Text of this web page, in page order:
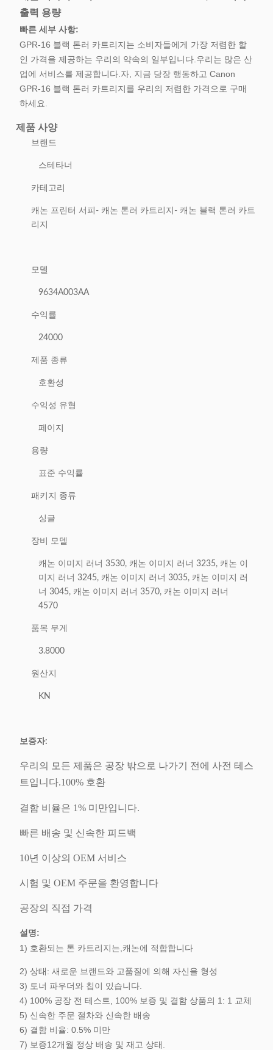
출력 용량
빠른 세부 사항:
GPR-16 블랙 톤러 카트리지는 소비자들에게 가장 저렴한 할
인 가격을 제공하는 우리의 약속의 일부입니다.우리는 많은 산
업에 서비스를 제공합니다.자, 지금 당장 행동하고 Canon
GPR-16 블랙 톤러 카트리지를 우리의 저렴한 가격으로 구매
하세요.
제품 사양
브랜드
스테타너
카테고리
캐논 프린터 서피- 캐논 톤러 카트리지- 캐논 블랙 톤러 카트
리지
모델
9634A003AA
수익률
24000
제품 종류
호환성
수익성 유형
페이지
용량
표준 수익률
패키지 종류
싱글
장비 모델
캐논 이미지 러너 3530, 캐논 이미지 러너 3235, 캐논 이
미지 러너 3245, 캐논 이미지 러너 3035, 캐논 이미지 러
너 3045, 캐논 이미지 러너 3570, 캐논 이미지 러너
4570
품목 무게
3.8000
원산지
KN
보증자:
우리의 모든 제품은 공장 밖으로 나가기 전에 사전 테스
트입니다.100% 호환
결함 비율은 1% 미만입니다.
빠른 배송 및 신속한 피드백
10년 이상의 OEM 서비스
시험 및 OEM 주문을 환영합니다
공장의 직접 가격
설명:
1) 호환되는 톤 카트리지는,캐논에 적합합니다
2) 상태: 새로운 브랜드와 고품질에 의해 자신을 형성
3) 토너 파우더와 칩이 있습니다.
4) 100% 공장 전 테스트, 100% 보증 및 결함 상품의 1: 1 교체
5) 신속한 주문 절차와 신속한 배송
6) 결함 비율: 0.5% 미만
7) 보증12개월 정상 배송 및 재고 상태.